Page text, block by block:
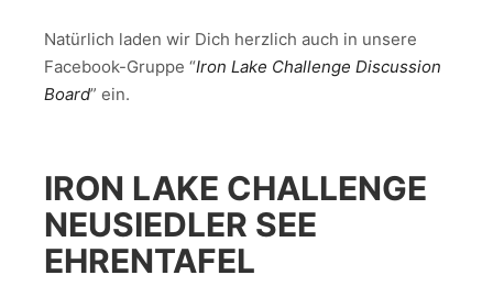
Natürlich laden wir Dich herzlich auch in unsere
Facebook-Gruppe “Iron Lake Challenge Discussion
Board” ein.
IRON LAKE CHALLENGE
NEUSIEDLER SEE
EHRENTAFEL